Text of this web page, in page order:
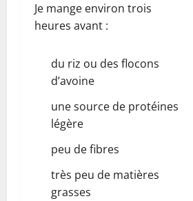
Je mange environ trois
heures avant :
du riz ou des flocons
d’avoine
une source de protéines
légère
peu de fibres
très peu de matières
grasses